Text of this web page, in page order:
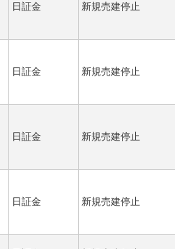
日証金 新規売建停止
日証金 新規売建停止
日証金 新規売建停止
日証金 新規売建停止